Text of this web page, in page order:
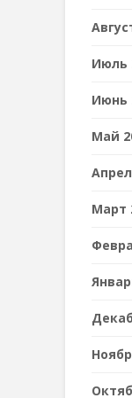
Июль
Июнь
Май
Март